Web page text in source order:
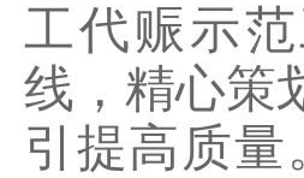
工代赈示
线，精心策
引提高质